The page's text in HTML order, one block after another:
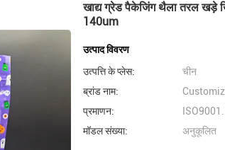
खाद्य ग्रेड पैकेजिंग थैला तरल
140um
उत्पाद विवरण
उत्पत्ति के प्लेस:
चीन
ब्रांड नाम:
प्रमाणन:
मॉडल संख्या:
अनुकूलित